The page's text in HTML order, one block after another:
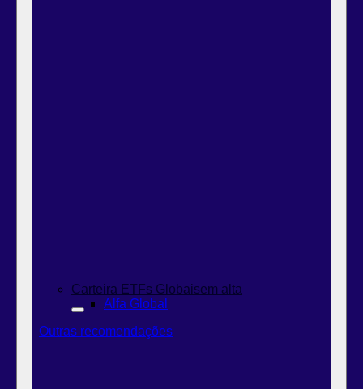
Carteira ETFs Globaisem alta
Alfa Global
Outras recomendações